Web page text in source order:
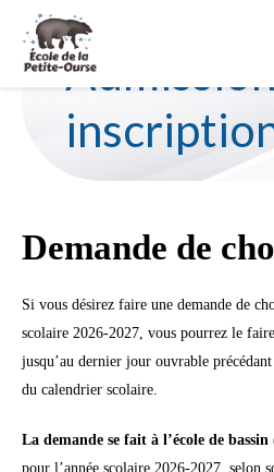
Demande de
Si vous désirez faire une demande de
scolaire 2026-2027, vous pourrez le
jusqu’au dernier jour ouvrable
du calendrier scolaire.
La demande se fait à l’école de bassin
pour l’année scolaire 2026-2027, selon